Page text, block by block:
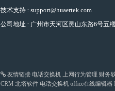
技术支持 : support@huaertek.com
公司地址 : 广州市天河区灵山东路6号五
友情链接 电话交换机 上网行为管理 财务
CRM 北塔软件 电话交换机 office在线编辑器